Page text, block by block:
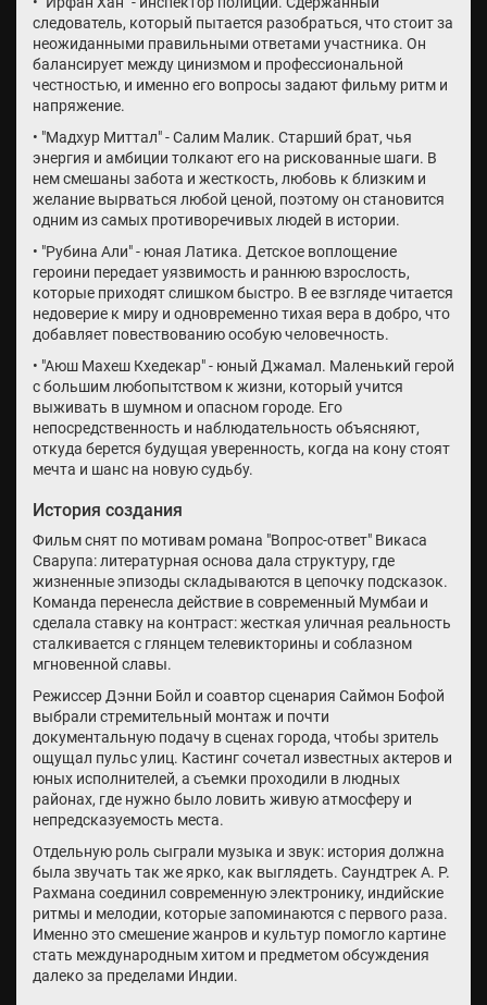
следователь, который пытается разобраться, что стоит за
неожиданными правильными ответами участника. Он
балансирует между цинизмом и профессиональной
честностью, и именно его вопросы задают фильму ритм и
напряжение.
• "Мадхур Миттал" - Салим Малик. Старший брат, чья
энергия и амбиции толкают его на рискованные шаги. В
нем смешаны забота и жесткость, любовь к близким и
желание вырваться любой ценой, поэтому он становится
одним из самых противоречивых людей в истории.
• "Рубина Али" - юная Латика. Детское воплощение
героини передает уязвимость и раннюю взрослость,
которые приходят слишком быстро. В ее взгляде читается
недоверие к миру и одновременно тихая вера в добро, что
добавляет повествованию особую человечность.
• "Аюш Махеш Кхедекар" - юный Джамал. Маленький герой
с большим любопытством к жизни, который учится
выживать в шумном и опасном городе. Его
непосредственность и наблюдательность объясняют,
откуда берется будущая уверенность, когда на кону стоят
мечта и шанс на новую судьбу.
История создания
Фильм снят по мотивам романа "Вопрос-ответ" Викаса
Сварупа: литературная основа дала структуру, где
жизненные эпизоды складываются в цепочку подсказок.
Команда перенесла действие в современный Мумбаи и
сделала ставку на контраст: жесткая уличная реальность
сталкивается с глянцем телевикторины и соблазном
мгновенной славы.
Режиссер Дэнни Бойл и соавтор сценария Саймон Бофой
выбрали стремительный монтаж и почти
документальную подачу в сценах города, чтобы зритель
ощущал пульс улиц. Кастинг сочетал известных актеров и
юных исполнителей, а съемки проходили в людных
районах, где нужно было ловить живую атмосферу и
непредсказуемость места.
Отдельную роль сыграли музыка и звук: история должна
была звучать так же ярко, как выглядеть. Саундтрек А. Р.
Рахмана соединил современную электронику, индийские
ритмы и мелодии, которые запоминаются с первого раза.
Именно это смешение жанров и культур помогло картине
стать международным хитом и предметом обсуждения
далеко за пределами Индии.